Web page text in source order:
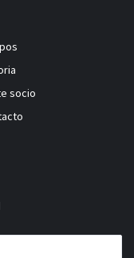
socio